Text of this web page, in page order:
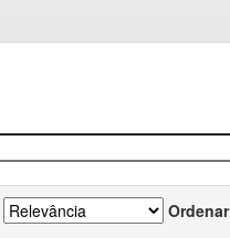
Ordenar